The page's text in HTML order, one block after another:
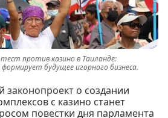
против казино в Таиланде:
будущее игорного бизнеса.
законопроект о создании
с казино станет
повестки дня парламента